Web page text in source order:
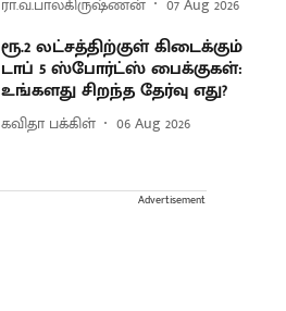
ரூ.2 லட்சத்திற்குள் கிடைக்கும்
டாப் 5 ஸ்போர்ட்ஸ் பைக்குகள்:
உங்களது சிறந்த தேர்வு எது?
கவிதா பக்கிள் 06 Aug 2026
Advertisement